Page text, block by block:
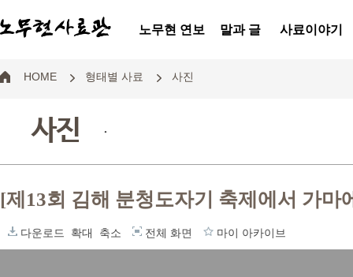
노무현 연보 말과 글 사료이야기
HOME 형태별 사료 사진
사진 .
[제13회 김해 분청도자기 축제에서 가마
다운로드 확대 축소 전체 화면 마이 아카이브